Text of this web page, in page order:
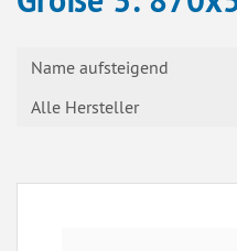
Name aufsteigend
Alle Hersteller